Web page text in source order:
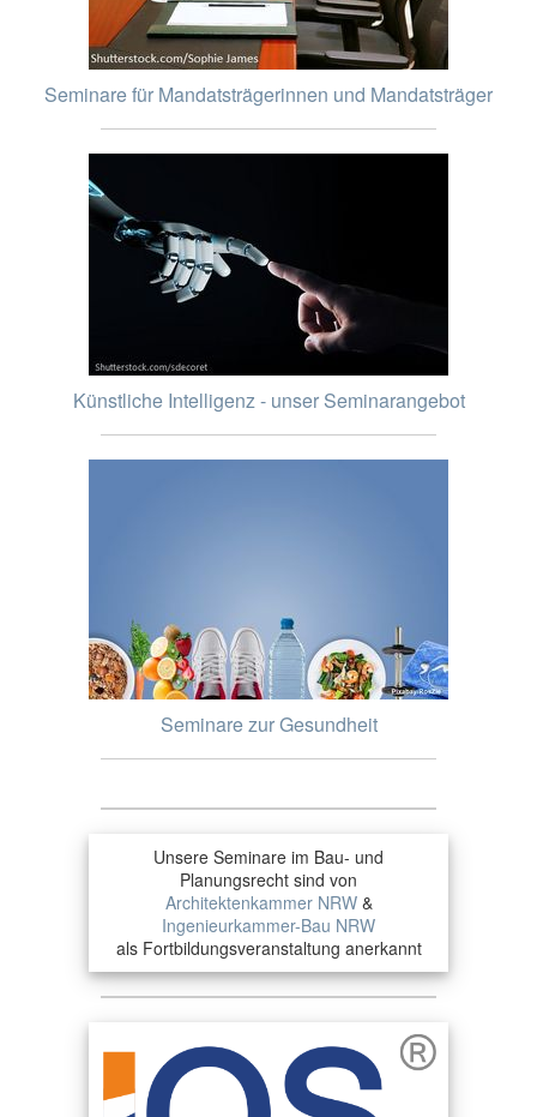
Seminare für Mandatsträgerinnen und Mandatsträger
Künstliche Intelligenz - unser Seminarangebot
Seminare zur Gesundheit
Unsere Seminare im Bau- und
Planungsrecht sind von
Architektenkammer NRW&
Ingenieurkammer-Bau NRW
als Fortbildungsveranstaltung anerkannt